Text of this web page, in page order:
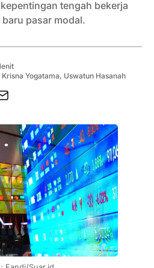
tengah bekerja
pasar modal.
Yogatama, Uswatun Hasanah